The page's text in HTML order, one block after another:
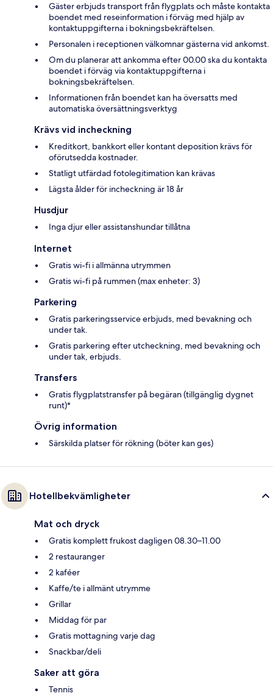
Gäster erbjuds transport från flygplats och måste kontakta
boendet med reseinformation i förväg med hjälp av
kontaktuppgifterna i bokningsbekräftelsen.
Personalen i receptionen välkomnar gästerna vid ankomst.
Om du planerar att ankomma efter 00.00 ska du kontakta
boendet i förväg via kontaktuppgifterna i
bokningsbekräftelsen.
Informationen från boendet kan ha översatts med
automatiska översättningsverktyg
Krävs vid incheckning
Kreditkort, bankkort eller kontant deposition krävs för
oförutsedda kostnader.
Statligt utfärdad fotolegitimation kan krävas
Lägsta ålder för incheckning är 18 år
Husdjur
Inga djur eller assistanshundar tillåtna
Internet
Gratis wi-fi i allmänna utrymmen
Gratis wi-fi på rummen (max enheter: 3)
Parkering
Gratis parkeringsservice erbjuds, med bevakning och
under tak.
Gratis parkering efter utcheckning, med bevakning och
under tak, erbjuds.
Transfers
Gratis flygplatstransfer på begäran (tillgänglig dygnet
runt)*
Övrig information
Särskilda platser för rökning (böter kan ges)
Hotellbekvämligheter
Mat och dryck
Gratis komplett frukost dagligen 08.30–11.00
2 restauranger
2 kaféer
Kaffe/te i allmänt utrymme
Grillar
Middag för par
Gratis mottagning varje dag
Snackbar/deli
Saker att göra
Tennis